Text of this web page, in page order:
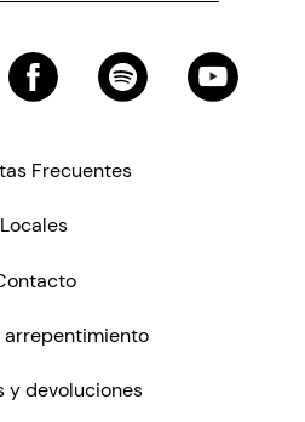
Frecuentes
Locales
arrepentimiento
y devoluciones